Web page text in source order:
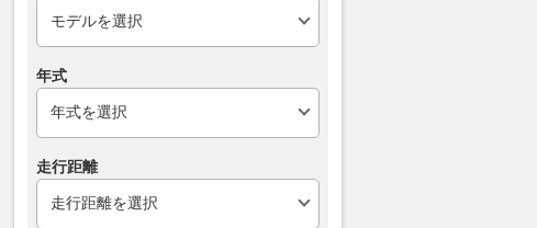
ハイブリッド G 1.8 ハイブリッド WxB
支払総額
309
年式
走行距離